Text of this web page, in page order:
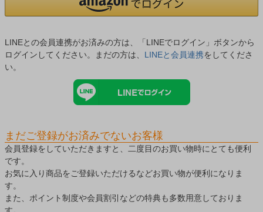
LINEとの会員連携がお済みの方は、「LINEでログイン」ボタンから
ログインしてください。まだの方は、 LINEと会員連携をしてくださ
い。
まだご登録がお済みでないお客様
会員登録をしていただきますと、二度目のお買い物時にとても便利
です。
お気に入り商品をご登録いただけるなどお買い物が便利になりま
す。
また、ポイント制度や会員割引などの特典も多数用意しておりま
す。